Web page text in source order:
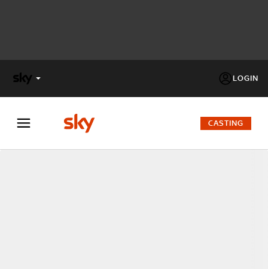
LOGIN
FACTOR
CASTING